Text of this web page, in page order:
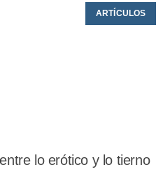
ARTÍCULOS
lo erótico y lo tierno